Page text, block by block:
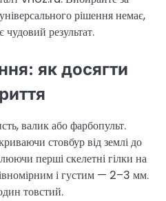
рішення немає,
результат.
як досягти
валик або фарбопульт.
стовбур від землі до
перші скелетні гілки на
і густим — 2–3 мм.
товстий.